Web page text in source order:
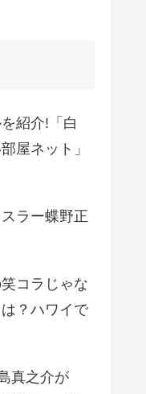
紹介!「白
屋ネット」
ラー蝶野正
コラじゃな
？ハワイで
真之介が